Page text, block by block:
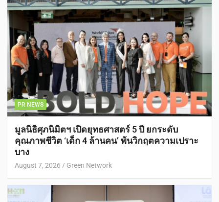
PR NEWS
มูลนิธิศุภนิมิตฯ เปิดยุทธศาสตร์ 5 ปี ยกระดับ
คุณภาพชีวิต ‘เด็ก 4 ล้านคน’ พ้นวิกฤตความเปราะ
บาง
August 7, 2026 Green Network